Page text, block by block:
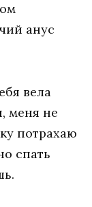
анус
вела
меня не
потрахаю
спать